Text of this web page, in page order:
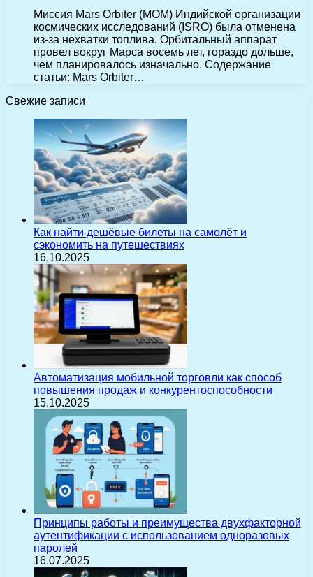
Миссия Mars Orbiter (MOM) Индийской организации
космических исследований (ISRO) была отменена
из-за нехватки топлива. Орбитальный аппарат
провел вокруг Марса восемь лет, гораздо дольше,
чем планировалось изначально. Содержание
статьи: Mars Orbiter…
Свежие записи
Как найти дешёвые билеты на самолёт и
сэкономить на путешествиях
16.10.2025
Автоматизация мобильной торговли как способ
повышения продаж и конкурентоспособности
15.10.2025
Принципы работы и преимущества двухфакторной
аутентификации с использованием одноразовых
паролей
16.07.2025